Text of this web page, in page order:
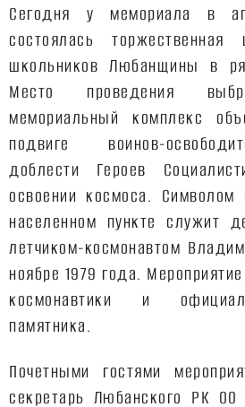
Сегодня у мемориала в
состоялась торжественная
школьников Любанщины в
Место проведения
мемориальный комплекс
подвиге воинов-
доблести Героев
освоении космоса. Символом
населенном пункте служит
летчиком-космонавтом
ноябре 1979 года.
космонавтики и
памятника.
Почетными гостями
секретарь Любанского РК